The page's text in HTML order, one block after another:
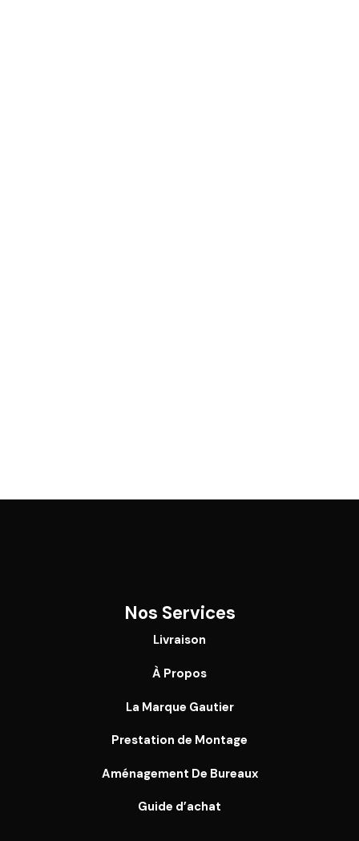
Nos Services
Livraison
À Propos
La Marque Gautier
Prestation de Montage
Aménagement De Bureaux
Guide d’achat